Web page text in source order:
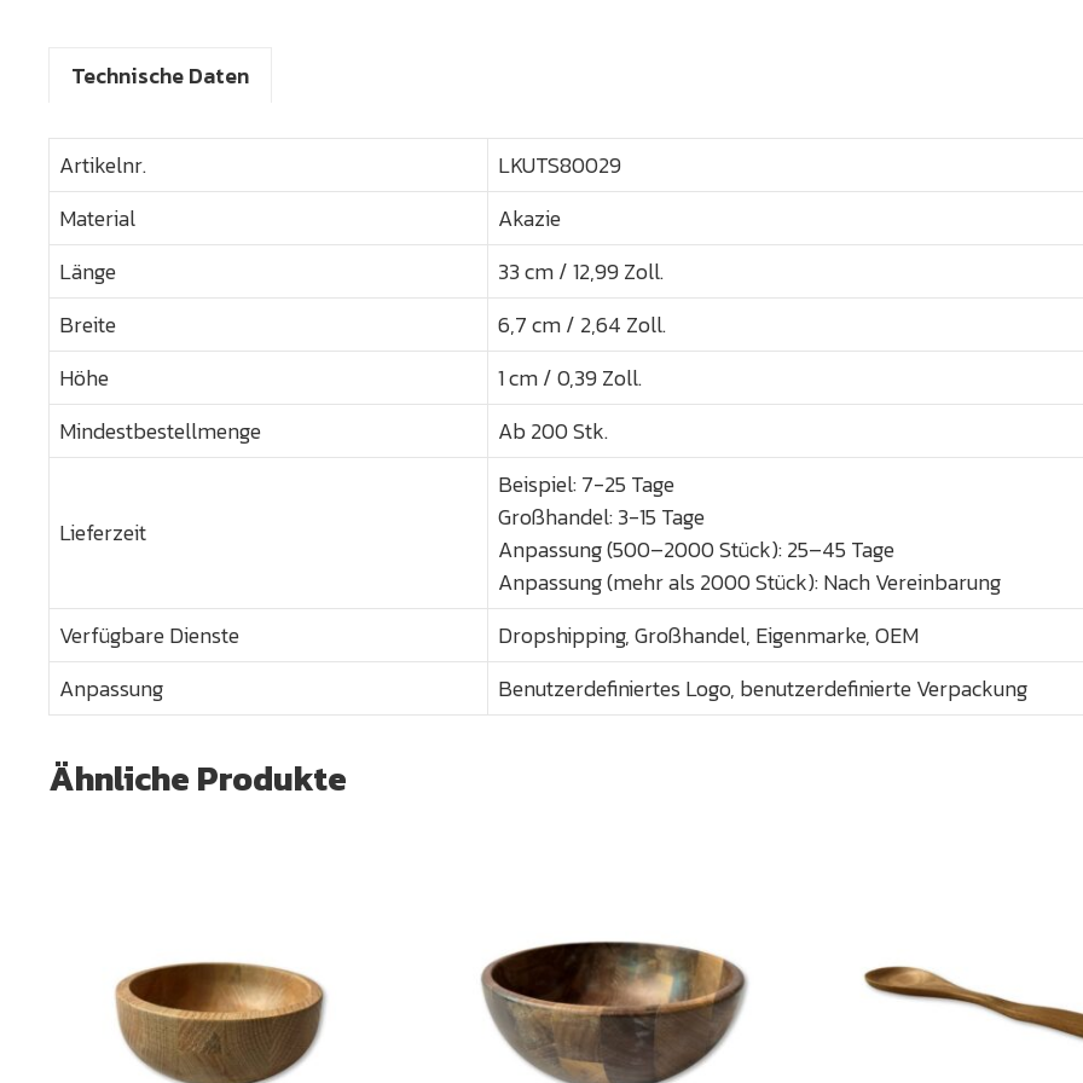
Technische Daten
Artikelnr.
LKUTS80029
Material
Akazie
Länge
33 cm / 12,99 Zoll.
Breite
6,7 cm / 2,64 Zoll.
Höhe
1 cm / 0,39 Zoll.
Mindestbestellmenge
Ab 200 Stk.
Lieferzeit
Beispiel: 7-25 Tage
Großhandel: 3-15 Tage
Anpassung (500–2000 Stück): 25–45 Tage
Anpassung (mehr als 2000 Stück): Nach Vereinbarung
Verfügbare Dienste
Dropshipping, Großhandel, Eigenmarke, OEM
Anpassung
Benutzerdefiniertes Logo, benutzerdefinierte Verpackung
Ähnliche Produkte